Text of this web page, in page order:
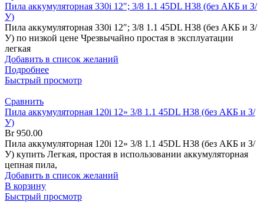
Пила аккумуляторная 330i 12″; 3/8 1.1 45DL H38 (без АКБ и З/
У)
Пила аккумуляторная 330i 12″; 3/8 1.1 45DL H38 (без АКБ и З/
У) по низкой цене Чрезвычайно простая в эксплуатации
легкая
Добавить в список желаний
Подробнее
Быстрый просмотр
Сравнить
Пила аккумуляторная 120i 12» 3/8 1.1 45DL H38 (без АКБ и З/
У)
Br950.00
Пила аккумуляторная 120i 12» 3/8 1.1 45DL H38 (без АКБ и З/
У) купить Легкая, простая в использовании аккумуляторная
цепная пила,
Добавить в список желаний
В корзину
Быстрый просмотр